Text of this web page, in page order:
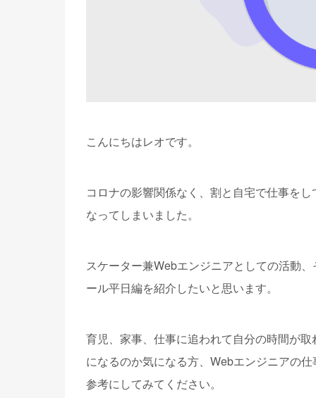
こんにちはレオです。
コロナの影響関係なく、割と自宅で仕事を
なってしまいました。
スケーター兼Webエンジニアとしての活動
ール平日編を紹介したいと思います。
育児、家事、仕事に追われて自分の時間が
になるのか気になる方、Webエンジニアの
参考にしてみてください。